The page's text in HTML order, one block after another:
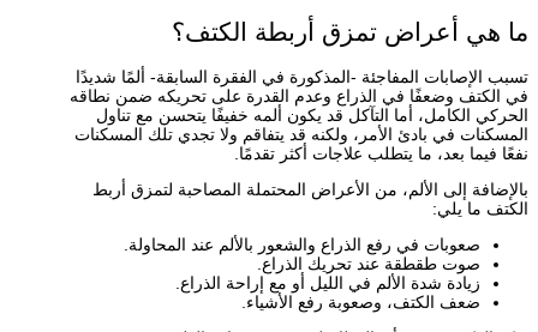
ما هي أعراض تمزق أربطة الكتف؟
تسبب الإصابات المفاجئة -المذكورة في الفقرة السابقة- ألمًا شديدًا
في الكتف وضعفًا في الذراع وعدم القدرة على تحريكه ضمن نطاقه
الحركي الكامل، أما التآكل قد يكون ألمه خفيفًا يتحسن مع تناول
المسكنات في بادئ الأمر، ولكنه قد يتفاقم ولا تجدي تلك المسكنات
نفعًا فيما بعد، ما يتطلب علاجات أكثر تقدمًا.
بالإضافة إلى الألم، من الأعراض المحتملة المصاحبة لتمزق أربط
الكتف ما يلي:
صعوبات في رفع الذراع والشعور بالألم عند المحاولة.
صوت طقطقة عند تحريك الذراع.
زيادة شدة الألم في الليل أو مع إراحة الذراع.
ضعف الكتف، وصعوبة رفع الأشياء.